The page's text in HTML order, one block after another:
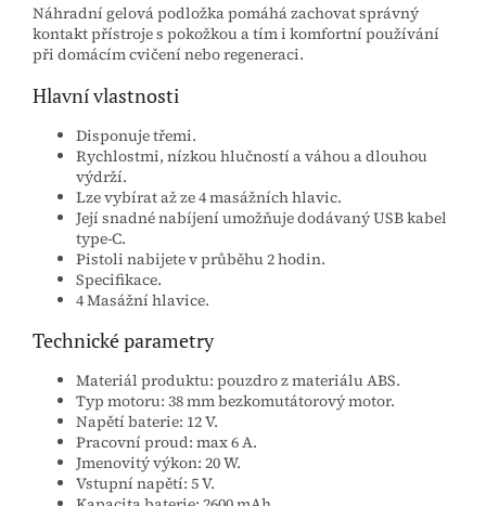
Náhradní gelová podložka pomáhá zachovat správný
kontakt přístroje s pokožkou a tím i komfortní používání
při domácím cvičení nebo regeneraci.
Hlavní vlastnosti
Disponuje třemi.
Rychlostmi, nízkou hlučností a váhou a dlouhou
výdrží.
Lze vybírat až ze 4 masážních hlavic.
Její snadné nabíjení umožňuje dodávaný USB kabel
type-C.
Pistoli nabijete v průběhu 2 hodin.
Specifikace.
4 Masážní hlavice.
Technické parametry
Materiál produktu: pouzdro z materiálu ABS.
Typ motoru: 38 mm bezkomutátorový motor.
Napětí baterie: 12 V.
Pracovní proud: max 6 A.
Jmenovitý výkon: 20 W.
Vstupní napětí: 5 V.